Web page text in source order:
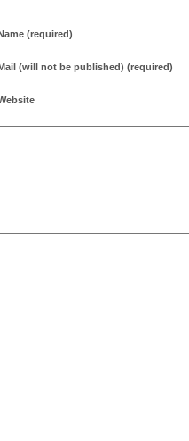
(required)
(will not be published) (required)